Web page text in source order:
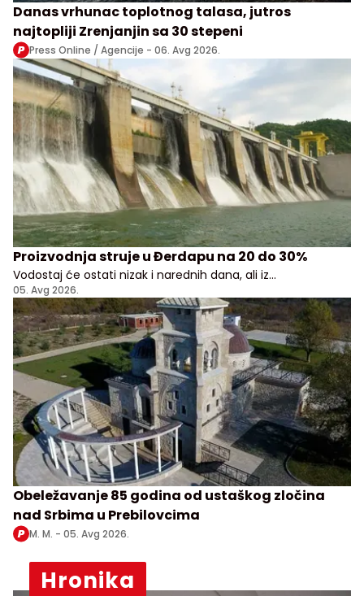
Danas vrhunac toplotnog talasa, jutros
najtopliji Zrenjanjin sa 30 stepeni
Press Online / Agencije - 06. Avg 2026.
Proizvodnja struje u Đerdapu na 20 do 30%
Vodostaj će ostati nizak i narednih dana, ali iz
Elektroprivrede Srbije uveravaju da građani i privreda
nemaju razloga za brigu
05. Avg 2026.
Obeležavanje 85 godina od ustaškog zločina
nad Srbima u Prebilovcima
M. M. - 05. Avg 2026.
Hronika